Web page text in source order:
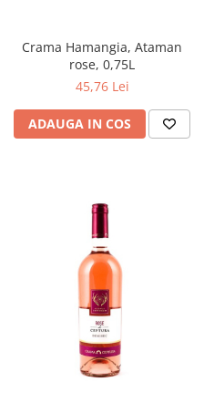
Crama Hamangia, Ataman
rose, 0,75L
45,76 Lei
ADAUGA IN COS